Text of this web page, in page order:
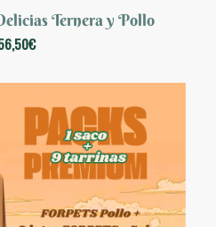
Ternera y Pollo
€